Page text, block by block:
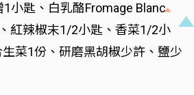
小匙、白乳酪Fromage Blanc
紅辣椒末1/2小匙、香菜1/2小
菜1份、研磨黑胡椒少許、鹽少